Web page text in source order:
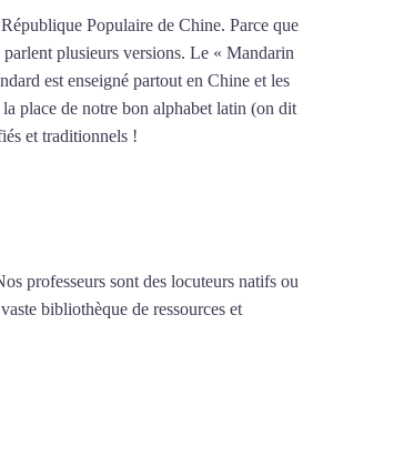
Populaire de Chine. Parce que
plusieurs versions. Le « Mandarin
est enseigné partout en Chine et les
place de notre bon alphabet latin (on dit
et traditionnels !
professeurs sont des locuteurs natifs ou
bibliothèque de ressources et